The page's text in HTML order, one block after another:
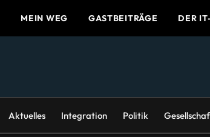
MEIN WEG GASTBEITRÄGE DER
Aktuelles Integration Politik